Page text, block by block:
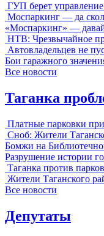
ГУП берет
Моспаркинг — да
«Моспаркинг» —
НТВ: Чрезвычайное
Автовладельцев не
Бои гаражного
Все новости
Таганка
Платные парковки
Сноб: Жители
Бомжи на
Разрушение истории
Таганка против
Жители Таганского
Все новости
Депутаты